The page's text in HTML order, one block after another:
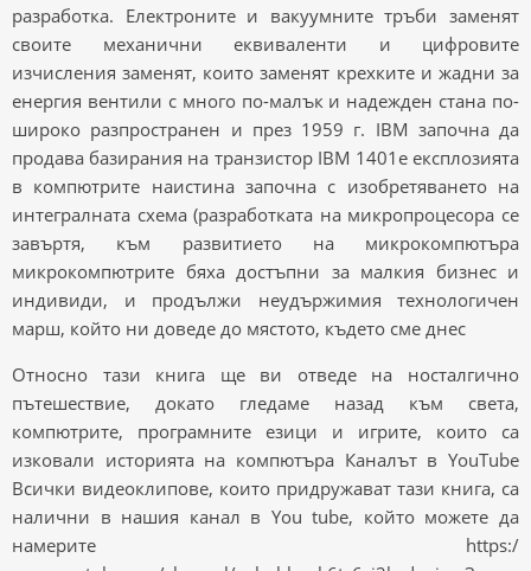
разработка. Електроните и вакуумните тръби заменят
своите механични еквиваленти и цифровите
изчисления заменят, които заменят крехките и жадни за
енергия вентили с много по-малък и надежден стана по-
широко разпространен и през 1959 г. IBM започна да
продава базирания на транзистор IBM 1401e експлозията
в компютрите наистина започна с изобретяването на
интегралната схема (разработката на микропроцесора се
завъртя, към развитието на микрокомпютъра
микрокомпютрите бяха достъпни за малкия бизнес и
индивиди, и продължи неудържимия технологичен
марш, който ни доведе до мястото, където сме днес
Относно тази книга ще ви отведе на носталгично
пътешествие, докато гледаме назад към света,
компютрите, програмните езици и игрите, които са
изковали историята на компютъра Каналът в YouTube
Всички видеоклипове, които придружават тази книга, са
налични в нашия канал в You tube, който можете да
намерите https:/